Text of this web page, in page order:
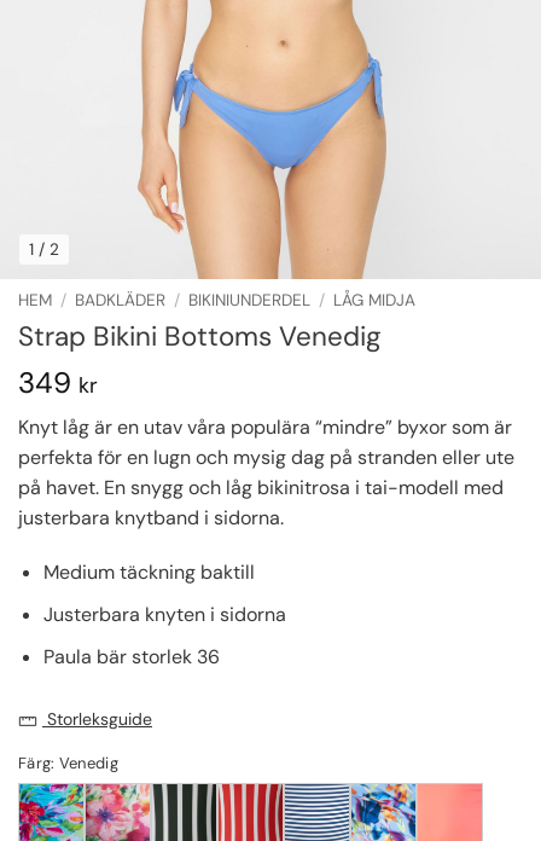
1 / 2
HEM / BADKLÄDER / BIKINIUNDERDEL / LÅG MIDJA
Strap Bikini Bottoms Venedig
349 kr
Knyt låg är en utav våra populära “mindre” byxor som är
perfekta för en lugn och mysig dag på stranden eller ute
på havet. En snygg och låg bikinitrosa i tai-modell med
justerbara knytband i sidorna.
Medium täckning baktill
Justerbara knyten i sidorna
Paula bär storlek 36
Storleksguide
Färg: Venedig